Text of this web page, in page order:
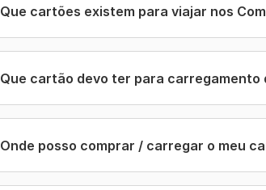
Que cartões existem para viajar nos
Que cartão devo ter para carregamento
Onde posso comprar / carregar o meu